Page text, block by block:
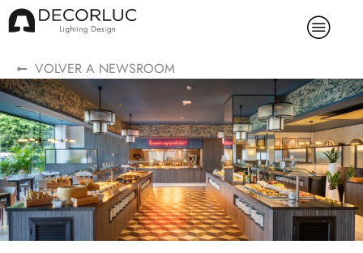
VOLVER A NEWSROOM